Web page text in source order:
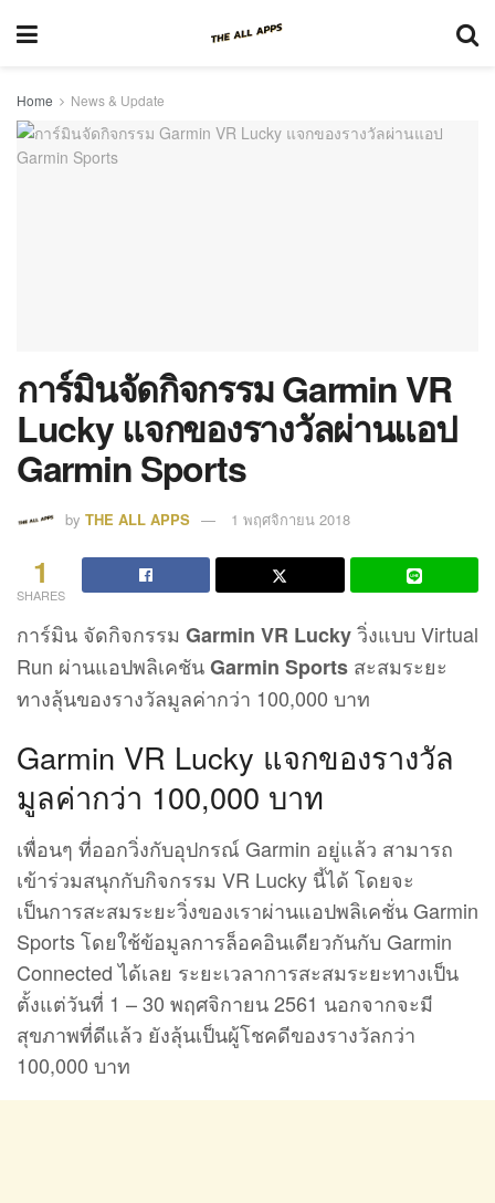
Home News & Update
การ์มินจัดกิจกรรม Garmin VR
Lucky แจกของรางวัลผ่านแอป
Garmin Sports
by THE ALL APPS 1 พฤศจิกายน 2018
1
SHARES
การ์มิน จัดกิจกรรม Garmin VR Luckyวิ่งแบบ Virtual
Run ผ่านแอปพลิเคชันGarmin Sports สะสมระยะ
ทางลุ้นของรางวัลมูลค่ากว่า 100,000 บาท
Garmin VR Lucky แจกของรางวัล
มูลค่ากว่า 100,000 บาท
เพื่อนๆ ที่ออกวิ่งกับอุปกรณ์ Garmin อยู่แล้ว สามารถ
เข้าร่วมสนุกกับกิจกรรม VR Lucky นี้ได้ โดยจะ
เป็นการสะสมระยะวิ่งของเราผ่านแอปพลิเคชั่น Garmin
Sports โดยใช้ข้อมูลการล็อคอินเดียวกันกับ Garmin
Connected ได้เลย ระยะเวลาการสะสมระยะทางเป็น
ตั้งแต่วันที่ 1 – 30 พฤศจิกายน 2561 นอกจากจะมี
สุขภาพที่ดีแล้ว ยังลุ้นเป็นผู้โชคดีของรางวัลกว่า
100,000 บาท